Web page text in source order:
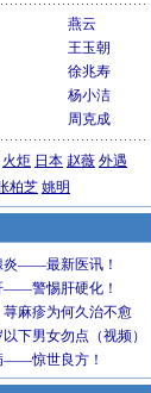
燕云
王玉朝
徐兆寿
杨小洁
周克成
火炬 日本 赵薇 外遇
柏芝 姚明